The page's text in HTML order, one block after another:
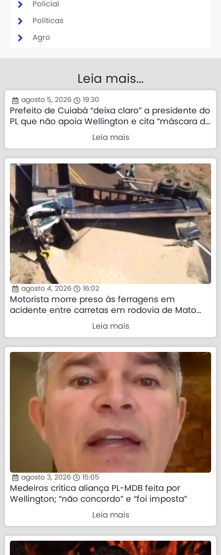
Policial
Políticas
Agro
Leia mais...
agosto 5, 2026 19:30
Prefeito de Cuiabá “deixa claro” a presidente do
PL que não apoia Wellington e cita “máscara da
Leia mais
agosto 4, 2026 16:02
Motorista morre preso às ferragens em
acidente entre carretas em rodovia de Mato
Leia mais
agosto 3, 2026 15:05
Medeiros critica aliança PL-MDB feita por
Wellington; “não concordo” e “foi imposta”
Leia mais